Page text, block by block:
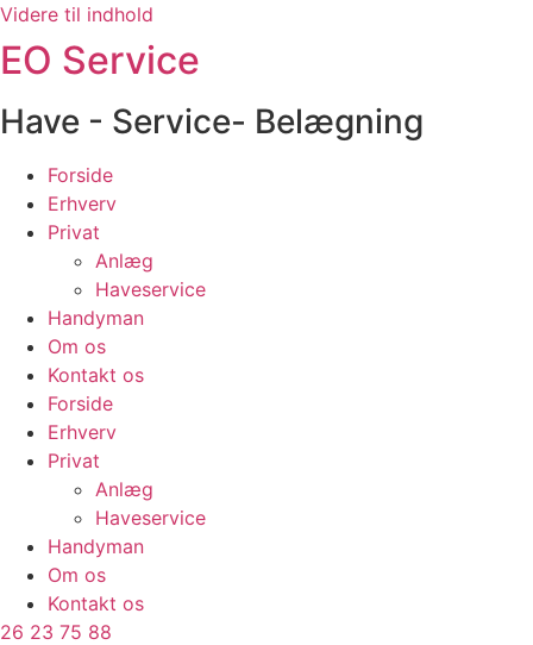
Videre til indhold
EO Service
Have - Service- Belægning
Forside
Erhverv
Privat
Anlæg
Haveservice
Handyman
Om os
Kontakt os
Forside
Erhverv
Privat
Anlæg
Haveservice
Handyman
Om os
Kontakt os
26 23 75 88